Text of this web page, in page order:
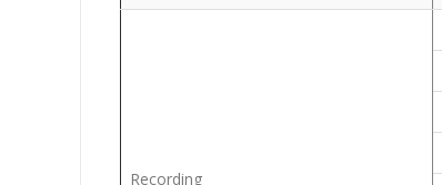
Recording